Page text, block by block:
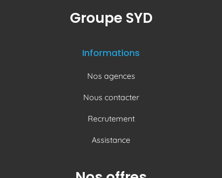
Groupe SYD
Informations
Nos agences
Nous contacter
Recrutement
Assistance